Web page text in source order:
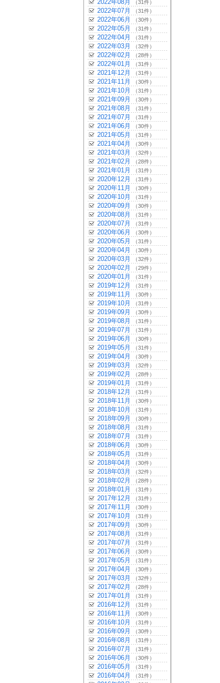
2022年08月 （31件）
2022年07月 （31件）
2022年06月 （30件）
2022年05月 （31件）
2022年04月 （31件）
2022年03月 （32件）
2022年02月 （28件）
2022年01月 （31件）
2021年12月 （31件）
2021年11月 （30件）
2021年10月 （31件）
2021年09月 （30件）
2021年08月 （31件）
2021年07月 （31件）
2021年06月 （30件）
2021年05月 （31件）
2021年04月 （30件）
2021年03月 （32件）
2021年02月 （28件）
2021年01月 （31件）
2020年12月 （31件）
2020年11月 （30件）
2020年10月 （31件）
2020年09月 （30件）
2020年08月 （31件）
2020年07月 （31件）
2020年06月 （30件）
2020年05月 （31件）
2020年04月 （30件）
2020年03月 （32件）
2020年02月 （29件）
2020年01月 （31件）
2019年12月 （31件）
2019年11月 （30件）
2019年10月 （31件）
2019年09月 （30件）
2019年08月 （31件）
2019年07月 （31件）
2019年06月 （30件）
2019年05月 （31件）
2019年04月 （30件）
2019年03月 （32件）
2019年02月 （28件）
2019年01月 （31件）
2018年12月 （31件）
2018年11月 （30件）
2018年10月 （31件）
2018年09月 （30件）
2018年08月 （31件）
2018年07月 （31件）
2018年06月 （30件）
2018年05月 （31件）
2018年04月 （30件）
2018年03月 （32件）
2018年02月 （28件）
2018年01月 （31件）
2017年12月 （31件）
2017年11月 （30件）
2017年10月 （31件）
2017年09月 （30件）
2017年08月 （31件）
2017年07月 （31件）
2017年06月 （30件）
2017年05月 （31件）
2017年04月 （30件）
2017年03月 （32件）
2017年02月 （28件）
2017年01月 （31件）
2016年12月 （31件）
2016年11月 （30件）
2016年10月 （31件）
2016年09月 （30件）
2016年08月 （31件）
2016年07月 （31件）
2016年06月 （30件）
2016年05月 （31件）
2016年04月 （31件）